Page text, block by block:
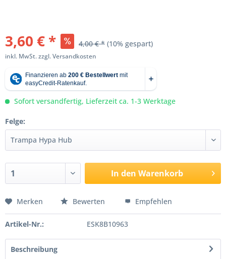
3,60 € * 4,00 € * (10% gespart)
inkl. MwSt.zzgl. Versandkosten
Sofort versandfertig, Lieferzeit ca. 1-3 Werktage
Felge:
In den Warenkorb
Merken Bewerten Empfehlen
Artikel-Nr.: ESK8B10963
Beschreibung